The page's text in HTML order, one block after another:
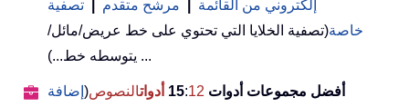
إلكتروني من القائمة
مرشح متقدم
تصفية
خاصة(تصفية الخلايا التي تحتوي على خط عريض/مائل/
يتوسطه خط...) ...
أفضل مجموعات أدوات 15 :12 أدواتالنصوص( إضافة